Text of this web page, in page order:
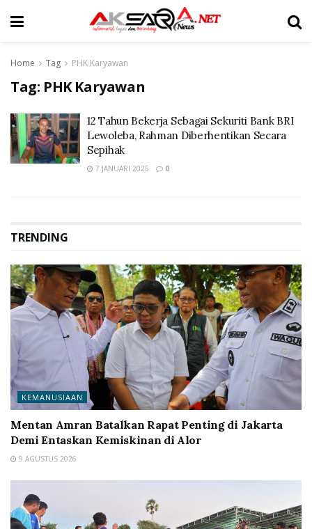
Home Tag PHK Karyawan
Tag: PHK Karyawan
12 Tahun Bekerja Sebagai Sekuriti Bank BRI
Lewoleba, Rahman Diberhentikan Secara
Sepihak
7 JANUARI 2025 0
TRENDING
KEMANUSIAAN
Mentan Amran Batalkan Rapat Penting di Jakarta
Demi Entaskan Kemiskinan di Alor
9 AGUSTUS 2026